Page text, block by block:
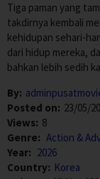
Tiga paman yang
takdirnya kembali
kehidupan sehari-
dari hidup mereka,
bahkan lebih sedih
By:
Posted on: 23/05/
Views: 8
Genre: Action &
Year: 2026
Country: Korea